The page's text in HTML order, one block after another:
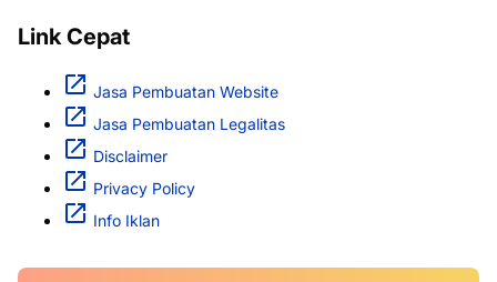
Link Cepat
Jasa Pembuatan Website
Jasa Pembuatan Legalitas
Disclaimer
Privacy Policy
Info Iklan